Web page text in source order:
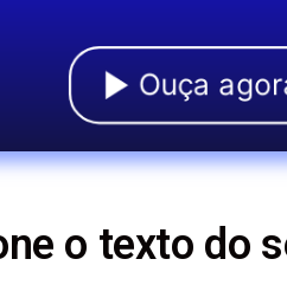
Ouça
o texto do